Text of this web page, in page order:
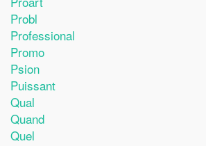
Probl
Professional
Promo
Psion
Puissant
Qual
Quand
Quel